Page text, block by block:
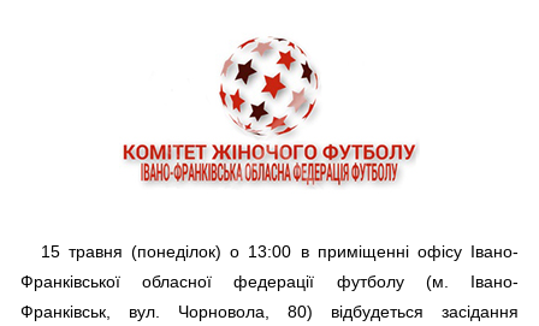
15 травня (понеділок) о 13:00 в приміщенні офісу Івано-
Франківської обласної федерації футболу (м. Івано-
Франківськ, вул. Чорновола, 80) відбудеться засідання